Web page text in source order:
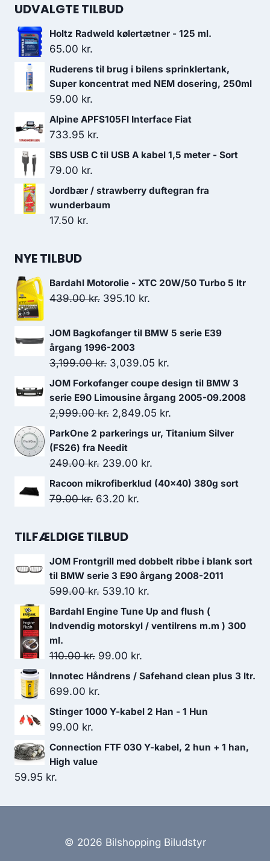
UDVALGTE TILBUD
Holtz Radweld kølertætner - 125 ml.
65.00 kr.
Ruderens til brug i bilens sprinklertank,
Super koncentrat med NEM dosering, 250ml
59.00 kr.
Alpine APFS105FI Interface Fiat
733.95 kr.
SBS USB C til USB A kabel 1,5 meter - Sort
79.00 kr.
Jordbær / strawberry duftegran fra
wunderbaum
17.50 kr.
NYE TILBUD
Bardahl Motorolie - XTC 20W/50 Turbo 5 ltr
439.00kr. Den
pris
var:
439.00 kr..
395.10 kr.
pris
395.10 kr..
JOM Bagkofanger til BMW 5 serie E39
årgang 1996-2003
3,199.00kr. Den
oprindelige
pris
var:
3,199.00 kr..
3,039.05 kr.
aktuelle
pris
3,039.05 kr..
JOM Forkofanger coupe design til BMW 3
serie E90 Limousine årgang 2005-09.2008
2,999.00kr. Den
oprindelige
pris
var:
2,999.00 kr..
2,849.05 kr.
aktuelle
2,849.05 kr..
ParkOne 2 parkerings ur, Titanium Silver
(FS26) fra Needit
249.00kr. Den
oprindelige
pris
239.00 kr.
aktuelle
Racoon mikrofiberklud (40x40) 380g sort
79.00kr. Den
pris
79.00 kr..
63.20 kr.
63.20 kr..
TILFÆLDIGE TILBUD
JOM Frontgrill med dobbelt ribbe i blank sort
til BMW serie 3 E90 årgang 2008-2011
599.00kr. Den
oprindelige
pris
599.00 kr..
539.10 kr.
aktuelle
pris
Bardahl Engine Tune Up and flush (
Indvendig motorskyl / ventilrens m.m ) 300
ml.
110.00kr. Den
oprindelige
99.00 kr.
aktuelle
Innotec Håndrens / Safehand clean plus 3 ltr.
699.00 kr.
Stinger 1000 Y-kabel 2 Han - 1 Hun
99.00 kr.
Connection FTF 030 Y-kabel, 2 hun + 1 han,
High value
59.95 kr.
© 2026 Bilshopping Biludstyr